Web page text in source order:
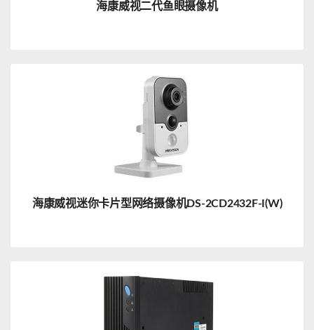
海康威视二代鱼眼摄像机
海康威视迷你卡片型网络摄像机DS-2CD2432F-I(W)